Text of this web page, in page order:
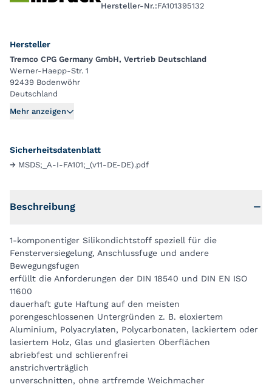
Hersteller-Nr.:FA101395132
Hersteller
Tremco CPG Germany GmbH, Vertrieb Deutschland
Werner-Haepp-Str. 1
92439 Bodenwöhr
Deutschland
Mehr anzeigen
Sicherheitsdatenblatt
→ MSDS;_A-I-FA101;_(v11-DE-DE).pdf
Beschreibung
1-komponentiger Silikondichtstoff speziell für die
Fensterversiegelung, Anschlussfuge und andere
Bewegungsfugen
erfüllt die Anforderungen der DIN 18540 und DIN EN ISO
11600
dauerhaft gute Haftung auf den meisten
porengeschlossenen Untergründen z. B. eloxiertem
Aluminium, Polyacrylaten, Polycarbonaten, lackiertem oder
lasiertem Holz, Glas und glasierten Oberflächen
abriebfest und schlierenfrei
anstrichverträglich
unverschnitten, ohne artfremde Weichmacher